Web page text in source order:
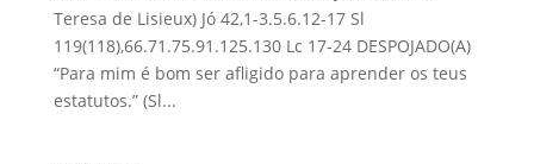
Teresa de Lisieux) Jó 42,1-3.5.6.12-17 Sl
119(118),66.71.75.91.125.130 Lc 17-24 DESPOJADO(A)
“Para mim é bom ser afligido para aprender os teus
estatutos.” (Sl...